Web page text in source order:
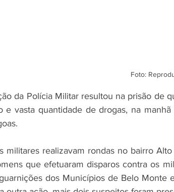
Foto:
da Polícia Militar resultou na prisão de
e vasta quantidade de drogas, na
militares realizavam rondas no bairro
que efetuaram disparos contra os
dos Municípios de Belo Monte